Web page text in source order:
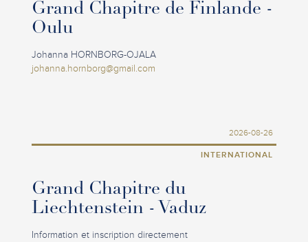
Grand Chapitre de Finlande -
Oulu
Johanna HORNBORG-OJALA
johanna.hornborg@gmail.com
2026-08-26
INTERNATIONAL
Grand Chapitre du
Liechtenstein - Vaduz
Information et inscription directement